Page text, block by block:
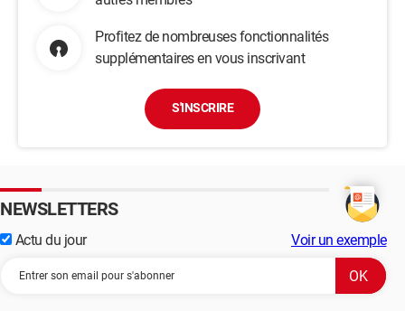
Profitez de nombreuses fonctionnalités
supplémentaires en vous inscrivant
S'INSCRIRE
NEWSLETTERS
Actu du jour Voir un exemple